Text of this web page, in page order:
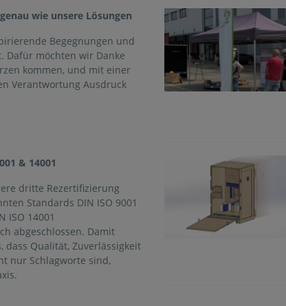
wie unsere Lösungen
Begegnungen und
Dafür möchten wir Danke
kommen, und mit einer
Verantwortung Ausdruck
& 14001
dritte Rezertifizierung
Standards DIN ISO 9001
ISO 14001
abgeschlossen. Damit
Qualität, Zuverlässigkeit
nur Schlagworte sind,